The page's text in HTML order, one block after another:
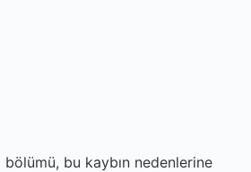
bölümü, bu kaybın nedenlerine